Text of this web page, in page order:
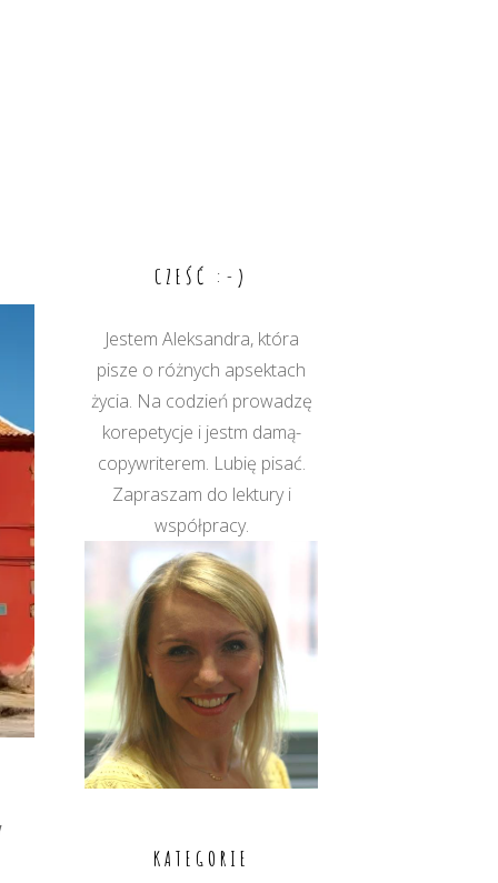
CZEŚĆ :-)
Jestem Aleksandra, która
pisze o różnych apsektach
życia. Na codzień prowadzę
korepetycje i jestm damą-
copywriterem. Lubię pisać.
Zapraszam do lektury i
współpracy.
KATEGORIE